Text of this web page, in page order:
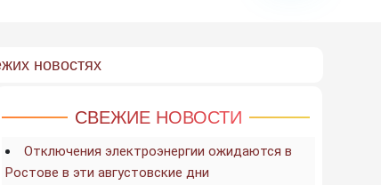
новостях
СВЕЖИЕ НОВОСТИ
Отключения электроэнергии ожидаются в
Ростове в эти августовские дни